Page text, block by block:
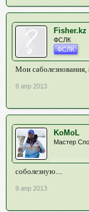
Fisher.kz
ФСЛК
ФСЛК
Мои саболезнования,
9 апр 2013
KoMoL
Мастер
соболезную....
9 апр 2013